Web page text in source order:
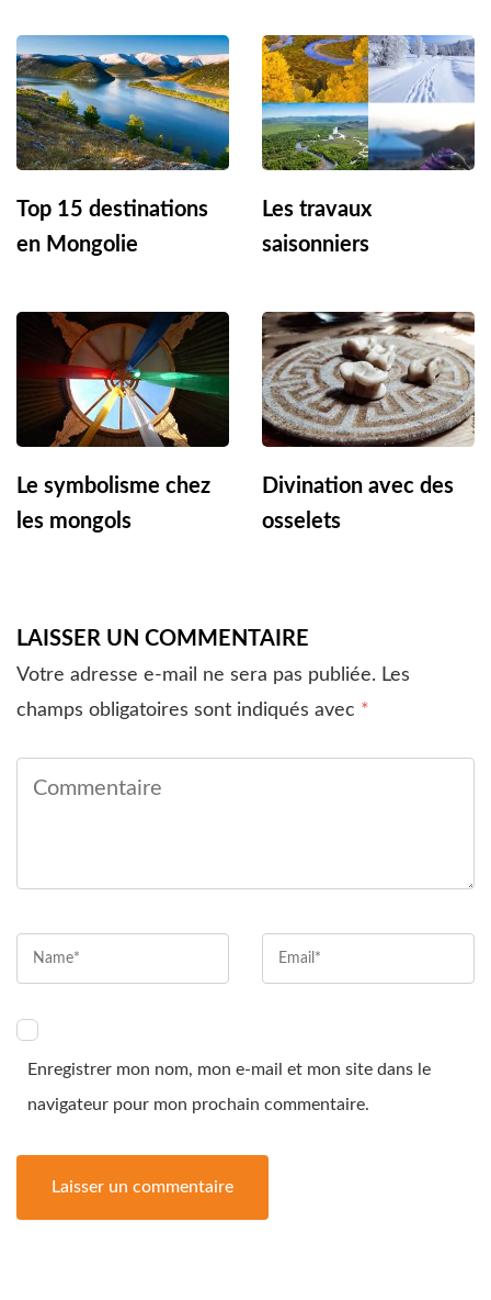
Top 15 destinations
en Mongolie
Les travaux
saisonniers
Le symbolisme chez
les mongols
Divination avec des
osselets
LAISSER UN COMMENTAIRE
Votre adresse e-mail ne sera pas publiée. Les
champs obligatoires sont indiqués avec *
Enregistrer mon nom, mon e-mail et mon site dans le
navigateur pour mon prochain commentaire.